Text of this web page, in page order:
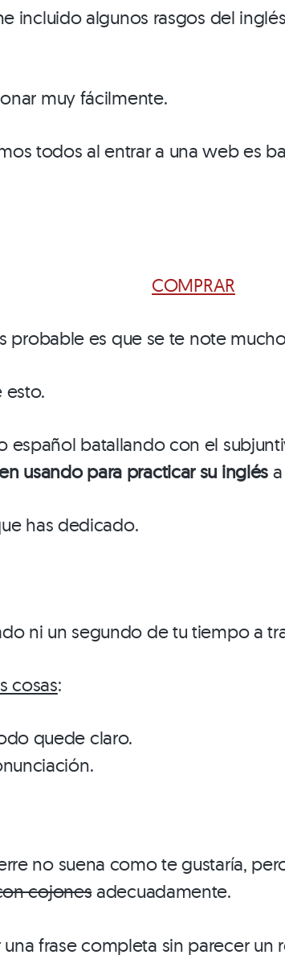
incluido algunos rasgos del
muy fácilmente.
todos al entrar a una web es
COMPRAR
probable es que se te note
esto.
español batallando con el
usando para practicar su inglés
has dedicado.
ni un segundo de tu tiempo a
cosas:
quede claro.
no suena como te gustaría,
cojonesadecuadamente.
frase completa sin parecer